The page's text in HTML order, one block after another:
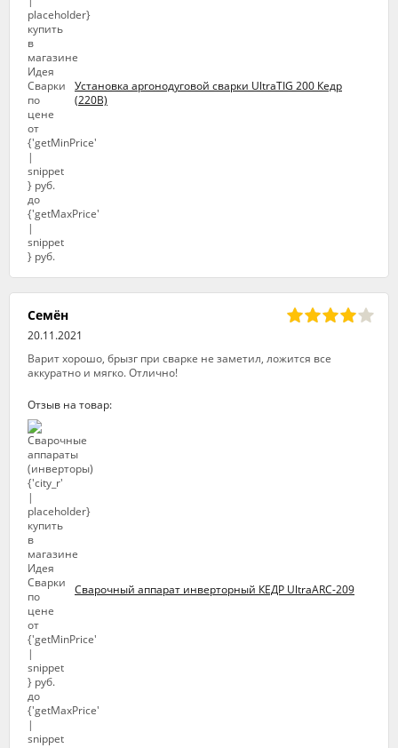
Установка аргонодуговой сварки UltraTIG 200 Кедр
(220В)
Семён
20.11.2021
Варит хорошо, брызг при сварке не заметил, ложится все
аккуратно и мягко. Отлично!
Отзыв на товар:
Сварочный аппарат инверторный КЕДР UltraARC-209